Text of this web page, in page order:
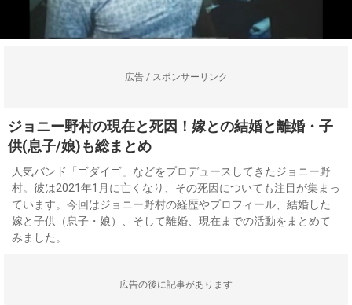
広告 / スポンサーリンク
ジョニー野村の現在と死因！嫁との結婚と離婚・子
供(息子/娘)も総まとめ
人気バンド「ゴダイゴ」などをプロデュースしてきたジョニー野
村。彼は2021年1月に亡くなり、その死因についても注目が集まっ
ています。今回はジョニー野村の経歴やプロフィール、結婚した
嫁と子供（息子・娘）、そして離婚、現在までの活動をまとめて
みました。
--------------------広告の後に記事があります--------------------